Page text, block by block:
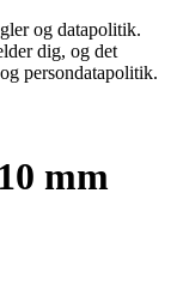
og datapolitik.
dig, og det
persondatapolitik.
mm